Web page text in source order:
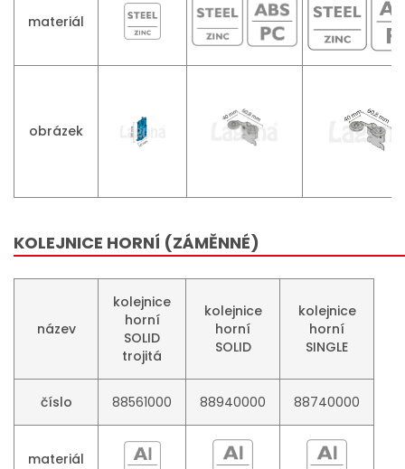
materiál
obrázek
KOLEJNICE HORNÍ (ZÁMĚNNÉ)
název
kolejnice
horní
SOLID
trojitá
kolejnice
horní
SOLID
kolejnice
horní
SINGLE
číslo 88561000 88940000 88740000
materiál